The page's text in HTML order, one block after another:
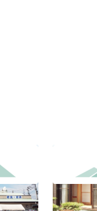
農家民泊